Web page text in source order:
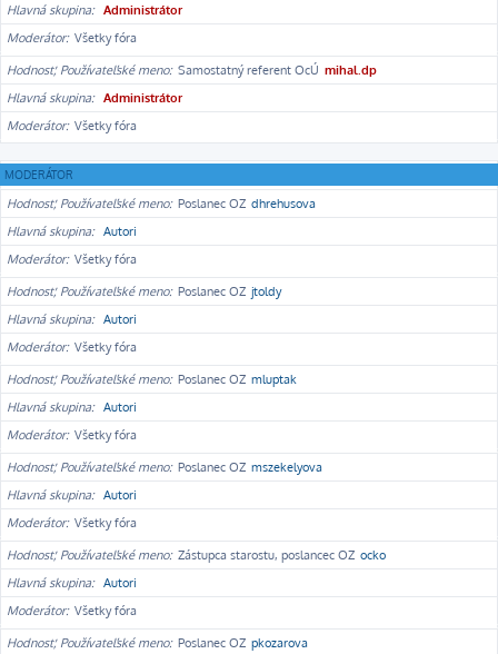
Hlavná skupina
Administrátor
Moderátor Všetky fóra
Hodnosť, Používateľské meno Samostatný referent OcÚ mihal.dp
Hlavná skupina
Administrátor
Moderátor Všetky fóra
MODERÁTOR
Hodnosť, Používateľské meno Poslanec OZ dhrehusova
Hlavná skupina
Autori
Moderátor Všetky fóra
Hodnosť, Používateľské meno Poslanec OZ jtoldy
Hlavná skupina
Autori
Moderátor Všetky fóra
Hodnosť, Používateľské meno Poslanec OZ mluptak
Hlavná skupina
Autori
Moderátor Všetky fóra
Hodnosť, Používateľské meno Poslanec OZ mszekelyova
Hlavná skupina
Autori
Moderátor Všetky fóra
Hodnosť, Používateľské meno Zástupca starostu, poslancec OZ ocko
Hlavná skupina
Autori
Moderátor Všetky fóra
Hodnosť, Používateľské meno Poslanec OZ pkozarova